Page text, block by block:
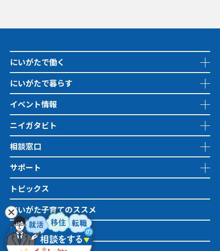
にいがたで働く
にいがたで暮らす
イベント情報
ニイガタビト
相談窓口
サポート
トピックス
にいがた子育てのススメ
地域おこし協力隊